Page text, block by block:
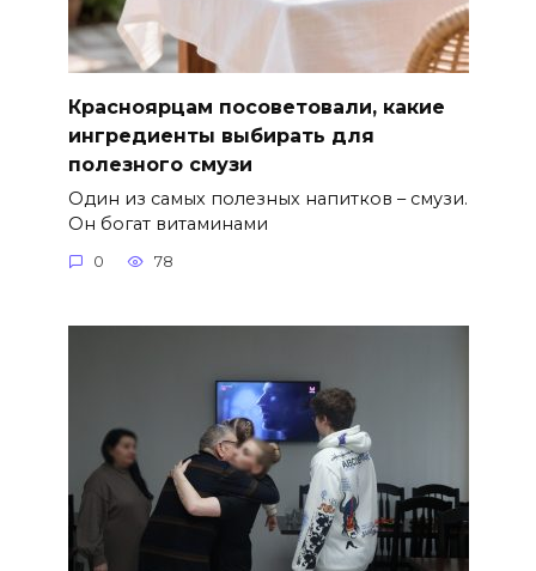
Красноярцам посоветовали, какие
ингредиенты выбирать для
полезного смузи
Один из самых полезных напитков – смузи.
Он богат витаминами
0 78